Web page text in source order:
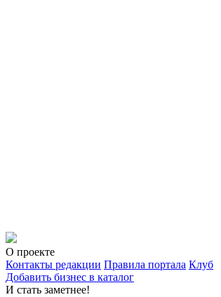
О проекте
Контакты редакции Правила портала Клуб
Добавить бизнес в каталог
И стать заметнее!